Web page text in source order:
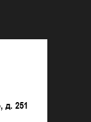
д. 251